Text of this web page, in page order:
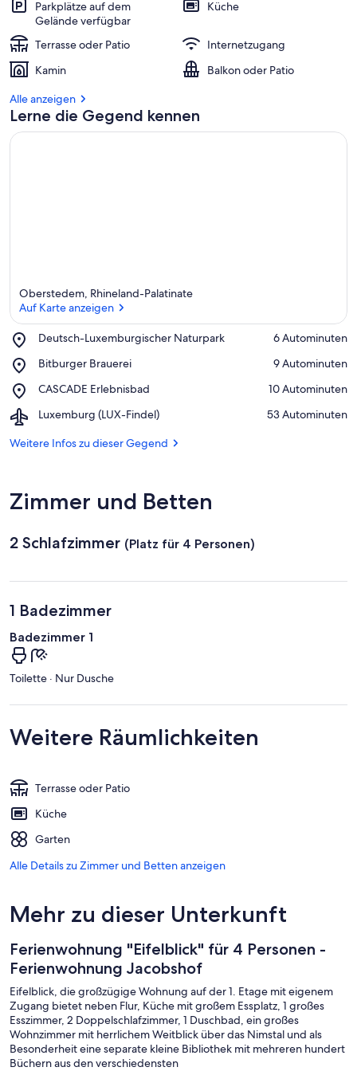
Parkplätze auf dem
Gelände verfügbar
Küche
Terrasse oder Patio
Internetzugang
Kamin
Balkon oder Patio
Alle anzeigen
Lerne die Gegend kennen
Oberstedem, Rhineland-Palatinate
Auf Karte anzeigen
Deutsch-Luxemburgischer Naturpark
Place,
Luxemburgischer
‪6 Autominuten‬
Bitburger Brauerei
Place,
Brauerei
‪9 Autominuten‬
CASCADE Erlebnisbad
Place,
Erlebnisbad
‪10 Autominuten‬
Luxemburg (LUX-Findel)
Airport,
(LUX-
‪53 Autominuten‬
Weitere Infos zu dieser Gegend
Zimmer und Betten
2 Schlafzimmer (Platz für 4 Personen)
1 Badezimmer
Badezimmer 1
Toilette · Nur Dusche
Weitere Räumlichkeiten
Terrasse oder Patio
Küche
Garten
Alle Details zu Zimmer und Betten anzeigen
Mehr zu dieser Unterkunft
Ferienwohnung "Eifelblick" für 4 Personen -
Ferienwohnung Jacobshof
Eifelblick, die großzügige Wohnung auf der 1. Etage mit eigenem
Zugang bietet neben Flur, Küche mit großem Essplatz, 1 großes
Esszimmer, 2 Doppelschlafzimmer, 1 Duschbad, ein großes
Wohnzimmer mit herrlichem Weitblick über das Nimstal und als
Besonderheit eine separate kleine Bibliothek mit mehreren hundert
Büchern aus den verschiedensten